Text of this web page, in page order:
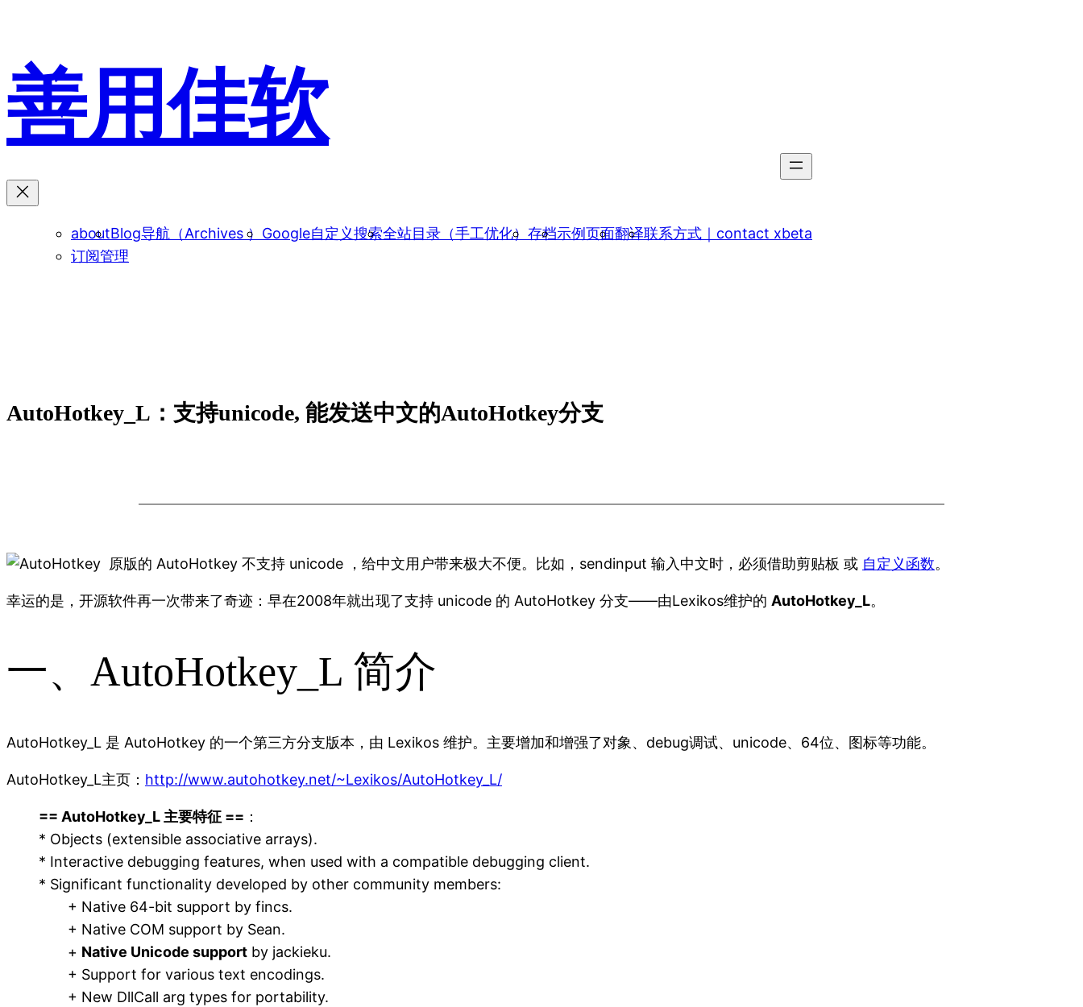
容
善用佳软
aboutBlog导航（Archives ） Google自定义搜索全站目录（手工优化） 存档示例页面翻译联系方式｜contact xbeta
订阅管理
AutoHotkey_L：支持unicode, 能发送中文的AutoHotkey分支
原版的 AutoHotkey 不支持 unicode ，给中文用户带来极大不便。比如，sendinput 输入中文时，必须借助剪贴板 或 自定义函数。
幸运的是，开源软件再一次带来了奇迹：早在2008年就出现了支持 unicode 的 AutoHotkey 分支——由Lexikos维护的 AutoHotkey_L。
一、AutoHotkey_L 简介
AutoHotkey_L 是 AutoHotkey 的一个第三方分支版本，由 Lexikos 维护。主要增加和增强了对象、debug调试、unicode、64位、图标等功能。
AutoHotkey_L主页： http://www.autohotkey.net/~Lexikos/AutoHotkey_L/
== AutoHotkey_L 主要特征 == ：
* Objects (extensible associative arrays).
* Interactive debugging features, when used with a compatible debugging client.
* Significant functionality developed by other community members:
+ Native 64-bit support by fincs.
+ Native COM support by Sean.
+ Native Unicode support by jackieku.
+ Support for various text encodings.
+ New DllCall arg types for portability.